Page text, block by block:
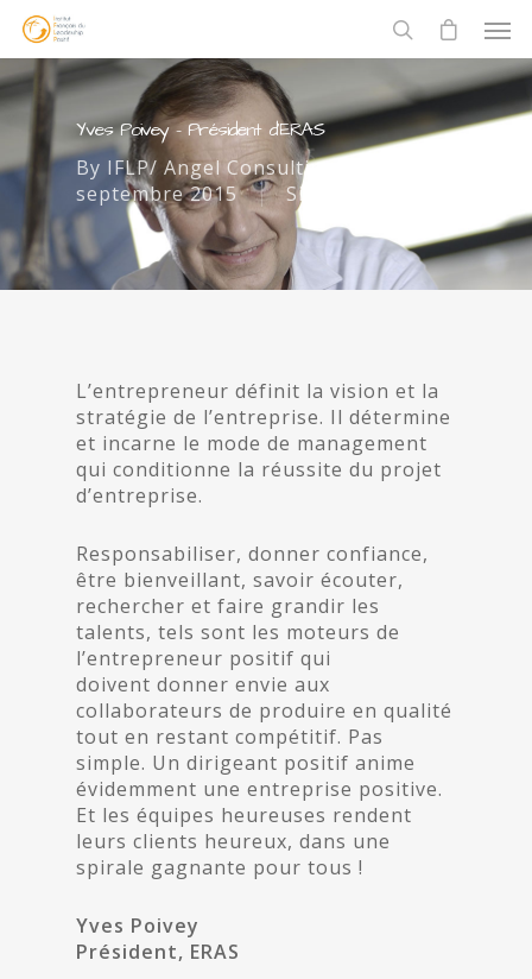
Yves Poivey – Président d’ERAS
By IFLP/ Angel Consulting
septembre 2015
Signataires
L’entrepreneur définit la vision et la
stratégie de l’entreprise. Il détermine
et incarne le mode de management
qui conditionne la réussite du projet
d’entreprise.
Responsabiliser, donner confiance,
être bienveillant, savoir écouter,
rechercher et faire grandir les
talents, tels sont les moteurs de
l’entrepreneur positif qui
doivent donner envie aux
collaborateurs de produire en qualité
tout en restant compétitif. Pas
simple. Un dirigeant positif anime
évidemment une entreprise positive.
Et les équipes heureuses rendent
leurs clients heureux, dans une
spirale gagnante pour tous !
Yves Poivey
Président, ERAS